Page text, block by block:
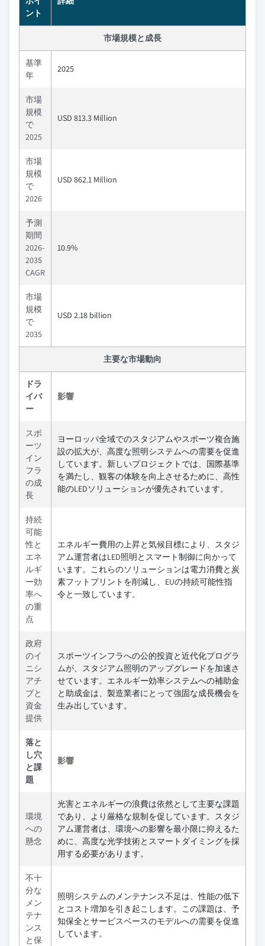
ント
市場規模と成長
基準
年
2025
市場
規模
で
2025
USD 813.3 Million
市場
規模
で
2026
USD 862.1 Million
予測
期間
2026-
2035
CAGR
10.9%
市場
規模
で
2035
USD 2.18 billion
主要な市場動向
ドラ
イバ
ー
影響
スポ
ーツ
イン
フラ
の成
長
ヨーロッパ全域でのスタジアムやスポーツ複合施
設の拡大が、高度な照明システムへの需要を促進
しています。新しいプロジェクトでは、国際基準
を満たし、観客の体験を向上させるために、高性
能のLEDソリューションが優先されています。
持続
可能
性と
エネ
ルギ
ー効
率へ
の重
点
エネルギー費用の上昇と気候目標により、スタジ
アム運営者はLED照明とスマート制御に向かって
います。これらのソリューションは電力消費と炭
素フットプリントを削減し、EUの持続可能性指
令と一致しています。
政府
のイ
ニシ
アチ
ブと
資金
提供
スポーツインフラへの公的投資と近代化プログラ
ムが、スタジアム照明のアップグレードを加速さ
せています。エネルギー効率システムへの補助金
と助成金は、製造業者にとって強固な成長機会を
生み出しています。
落と
し穴
と課
題
影響
環境
への
懸念
光害とエネルギーの浪費は依然として主要な課題
であり、より厳格な規制を促しています。スタジ
アム運営者は、環境への影響を最小限に抑えるた
めに、高度な光学技術とスマートダイミングを採
用する必要があります。
不十
分な
メン
テナ
ンス
と保
照明システムのメンテナンス不足は、性能の低下
とコスト増加を引き起こします。この課題は、予
知保全とサービスベースのモデルへの需要を促進
しています。